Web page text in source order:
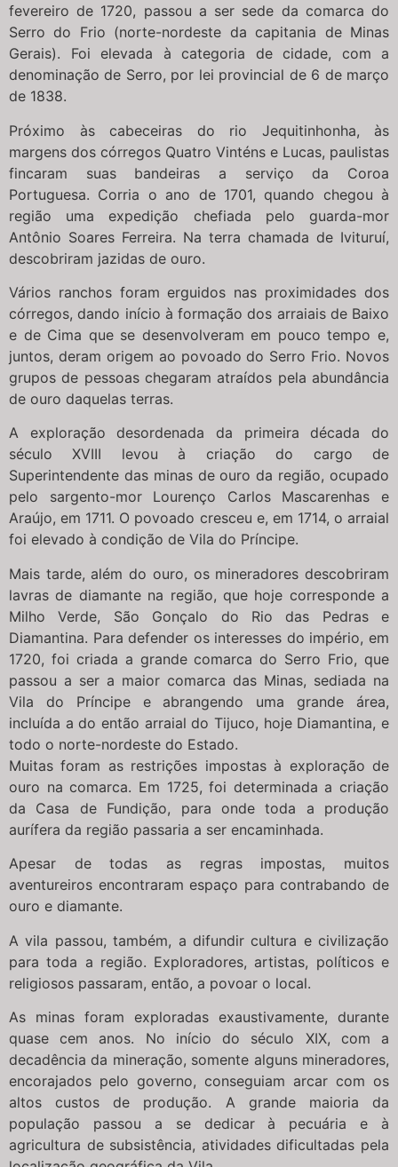
fevereiro de 1720, passou a ser sede da comarca do
Serro do Frio (norte-nordeste da capitania de Minas
Gerais). Foi elevada à categoria de cidade, com a
denominação de Serro, por lei provincial de 6 de março
de 1838.
Próximo às cabeceiras do rio Jequitinhonha, às
margens dos córregos Quatro Vinténs e Lucas, paulistas
fincaram suas bandeiras a serviço da Coroa
Portuguesa. Corria o ano de 1701, quando chegou à
região uma expedição chefiada pelo guarda-mor
Antônio Soares Ferreira. Na terra chamada de Ivituruí,
descobriram jazidas de ouro.
Vários ranchos foram erguidos nas proximidades dos
córregos, dando início à formação dos arraiais de Baixo
e de Cima que se desenvolveram em pouco tempo e,
juntos, deram origem ao povoado do Serro Frio. Novos
grupos de pessoas chegaram atraídos pela abundância
de ouro daquelas terras.
A exploração desordenada da primeira década do
século XVIII levou à criação do cargo de
Superintendente das minas de ouro da região, ocupado
pelo sargento-mor Lourenço Carlos Mascarenhas e
Araújo, em 1711. O povoado cresceu e, em 1714, o arraial
foi elevado à condição de Vila do Príncipe.
Mais tarde, além do ouro, os mineradores descobriram
lavras de diamante na região, que hoje corresponde a
Milho Verde, São Gonçalo do Rio das Pedras e
Diamantina. Para defender os interesses do império, em
1720, foi criada a grande comarca do Serro Frio, que
passou a ser a maior comarca das Minas, sediada na
Vila do Príncipe e abrangendo uma grande área,
incluída a do então arraial do Tijuco, hoje Diamantina, e
todo o norte-nordeste do Estado.
Muitas foram as restrições impostas à exploração de
ouro na comarca. Em 1725, foi determinada a criação
da Casa de Fundição, para onde toda a produção
aurífera da região passaria a ser encaminhada.
Apesar de todas as regras impostas, muitos
aventureiros encontraram espaço para contrabando de
ouro e diamante.
A vila passou, também, a difundir cultura e civilização
para toda a região. Exploradores, artistas, políticos e
religiosos passaram, então, a povoar o local.
As minas foram exploradas exaustivamente, durante
quase cem anos. No início do século XIX, com a
decadência da mineração, somente alguns mineradores,
encorajados pelo governo, conseguiam arcar com os
altos custos de produção. A grande maioria da
população passou a se dedicar à pecuária e à
agricultura de subsistência, atividades dificultadas pela